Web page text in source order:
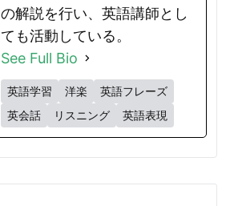
の解説を行い、英語講師とし
ても活動している。
See Full Bio
英語学習 洋楽
英語フレーズ
英会話
リスニング 英語表現